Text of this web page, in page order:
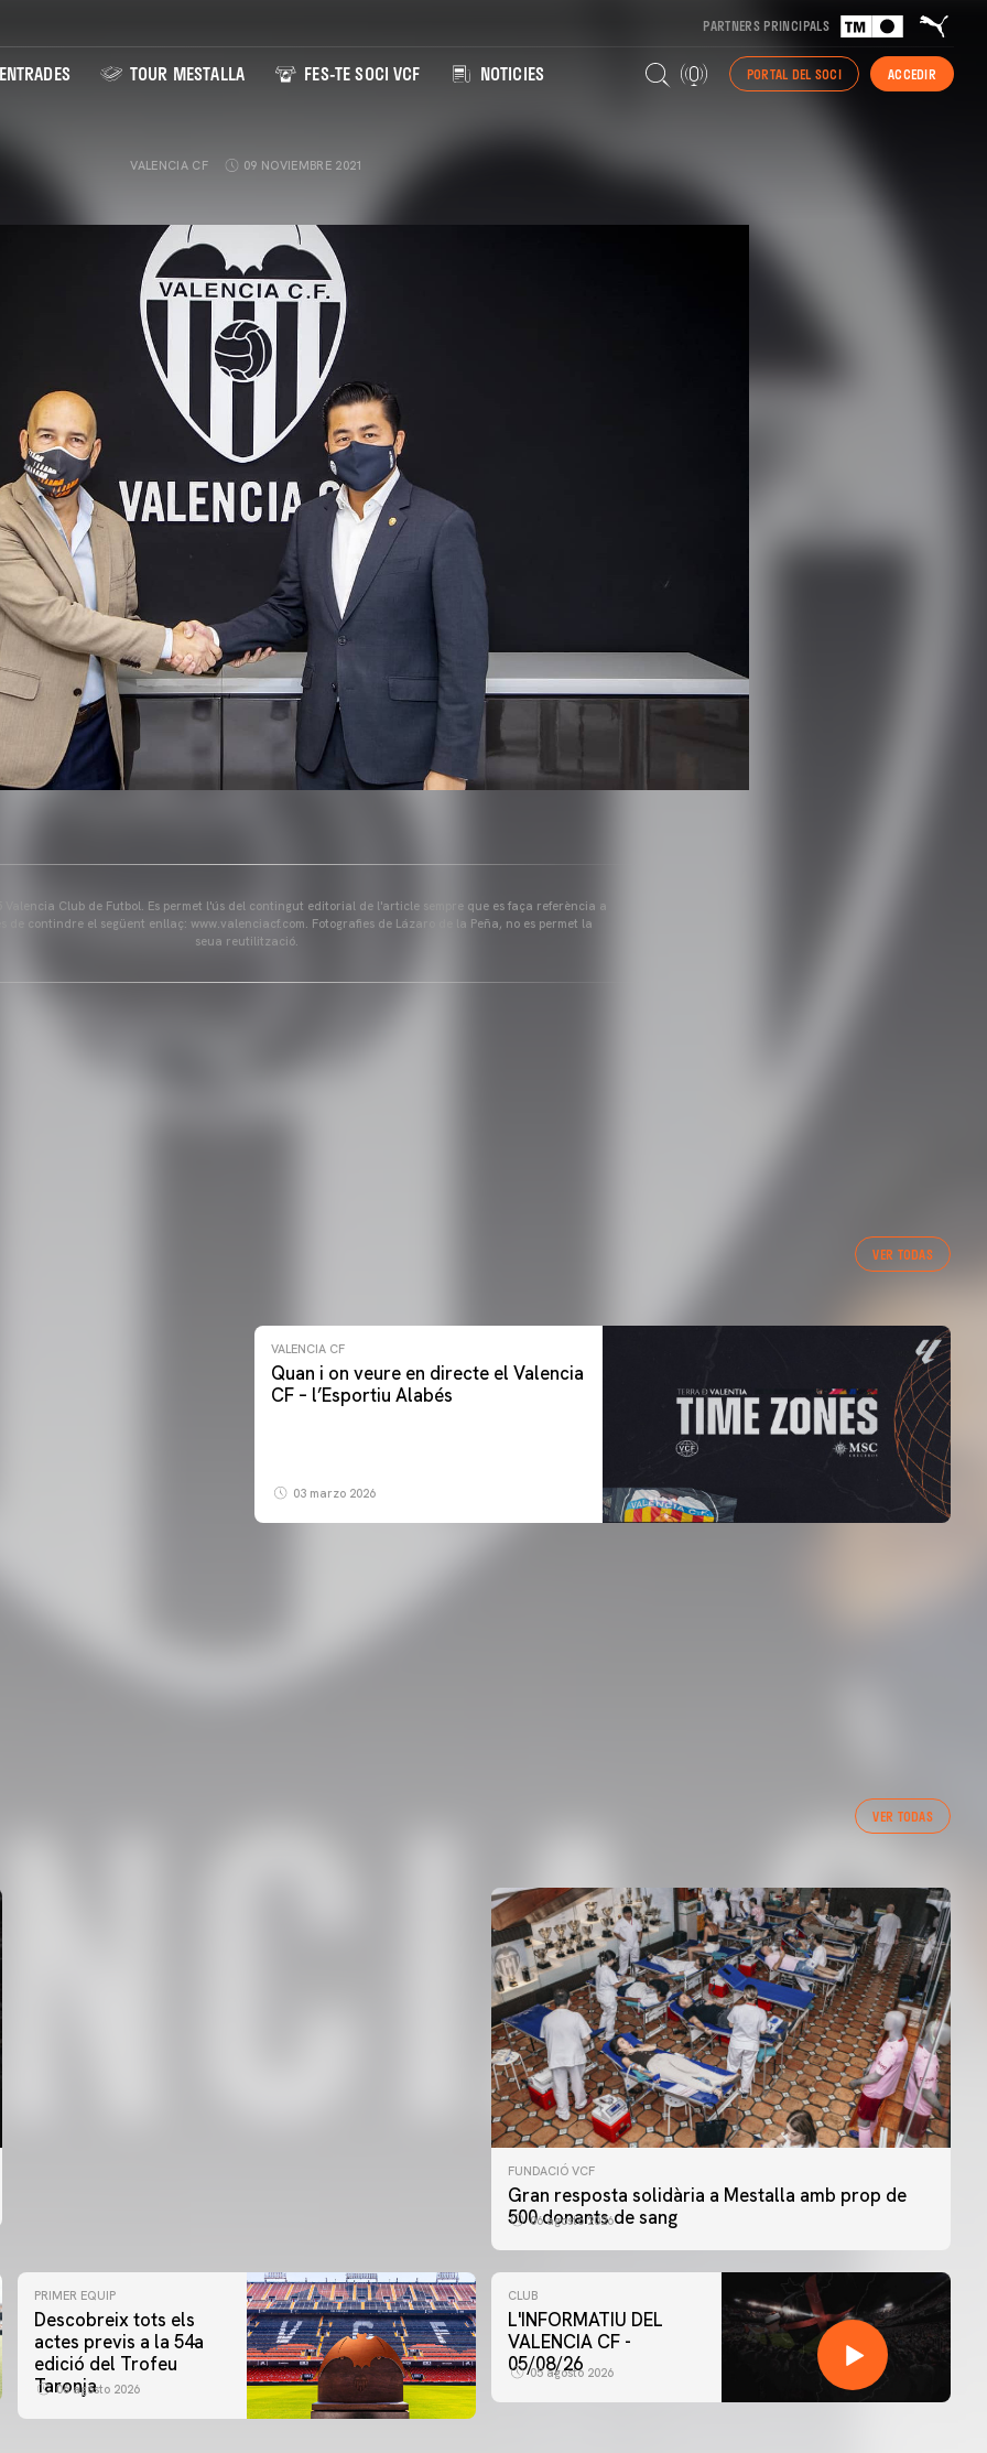
PARTNERS PRINCIPALS
ENTRADES TOUR MESTALLA FES-TE SOCI VCF NOTICIES PORTAL DEL SOCI ACCEDIR
VALENCIA CF 09 NOVIEMBRE 2021
Valencia Club de Futbol. Es permet l'ús del contingut editorial de l'article sempre que es faça referència a
de contindre el següent enllaç: www.valenciacf.com. Fotografies de Lázaro de la Peña, no es permet la
seua reutilització.
VER TODAS
VALENCIA CF
Quan i on veure en directe el Valencia
CF – l’Esportiu Alabés
03 marzo 2026
VER TODAS
FUNDACIÓ VCF
Gran resposta solidària a Mestalla amb prop de
500 donants de sang
06 agosto 2026
PRIMER EQUIP
Descobreix tots els
actes previs a la 54a
edició del Trofeu
Taronja
06 agosto 2026
CLUB
L'INFORMATIU DEL
VALENCIA CF -
05/08/26
05 agosto 2026